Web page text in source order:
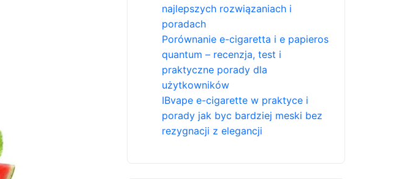
najlepszych rozwiązaniach i
poradach
Porównanie e-cigaretta i e papieros
quantum – recenzja, test i
praktyczne porady dla
użytkowników
IBvape e-cigarette w praktyce i
porady jak byc bardziej meski bez
rezygnacji z elegancji